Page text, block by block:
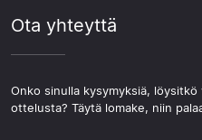
Ota yhteyttä
Onko sinulla kysymyksiä,
ottelusta? Täytä lomake, niin